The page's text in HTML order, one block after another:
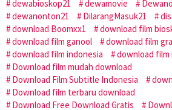
dewabioskop21
dewamovie
dewanonton21
DilarangMasuk21
download Boomxx1
download film
download film ganool
download film
download film indonesia
download
Download film mudah download
Download Film Subtitle Indonesia
Download film terbaru download
Download Free Download Gratis